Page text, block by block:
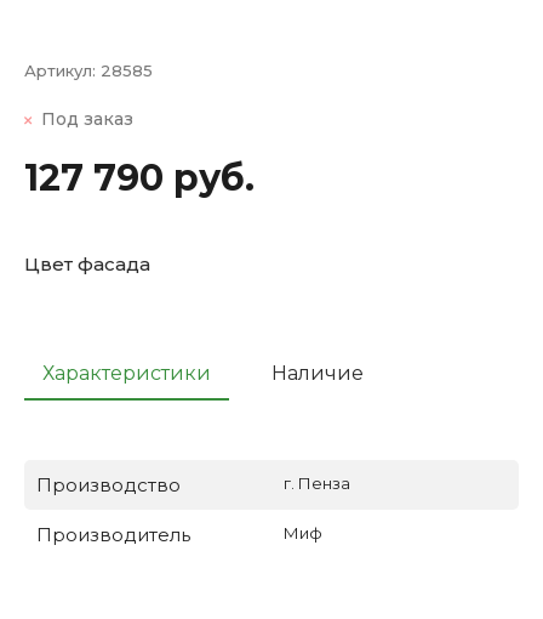
Артикул: 28585
Под заказ
127 790 руб.
Цвет фасада
Характеристики Наличие
Производство г. Пенза
Производитель Миф